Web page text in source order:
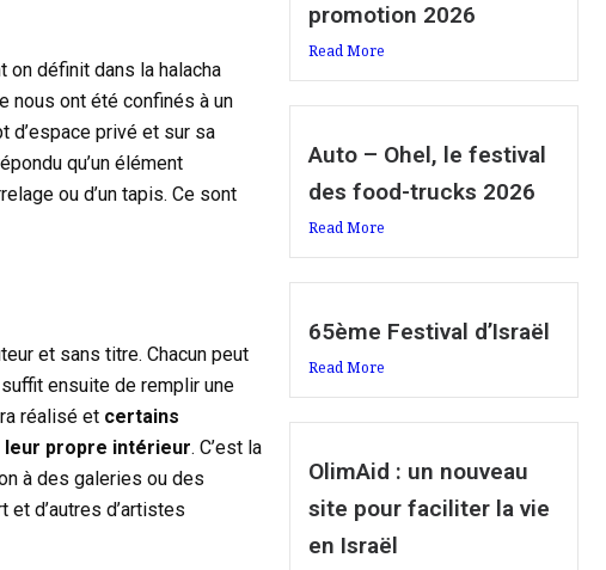
on définit dans la halacha
nous ont été confinés à un
d’espace privé et sur sa
qu’un élément
ou d’un tapis. Ce sont
et sans titre. Chacun peut
ensuite de remplir une
réalisé et certains
leur propre intérieur. C’est la
à des galeries ou des
d’autres d’artistes
promotion 2026
Read More
Auto – Ohel, le festival
des food-trucks 2026
Read More
65ème Festival d’Israël
Read More
OlimAid : un nouveau
site pour faciliter la vie
en Israël